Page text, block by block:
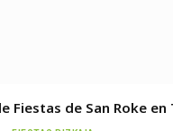
Fiestas de San Roke en